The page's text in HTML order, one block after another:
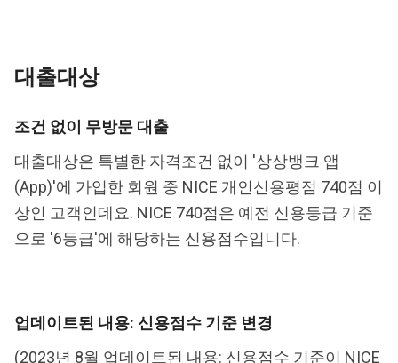
대출대상
조건 없이 무방문 대출
대출대상은 특별한 자격조건 없이 '상상뱅크 앱
(App)'에 가입한 회원 중 NICE 개인신용평점 740점 이
상인 고객인데요. NICE 740점은 예전 신용등급 기준
으로 '6등급'에 해당하는 신용점수입니다.
업데이트된 내용: 신용점수 기준 변경
(2023년 8월 업데이트된 내용: 신용점수 기준이 NICE